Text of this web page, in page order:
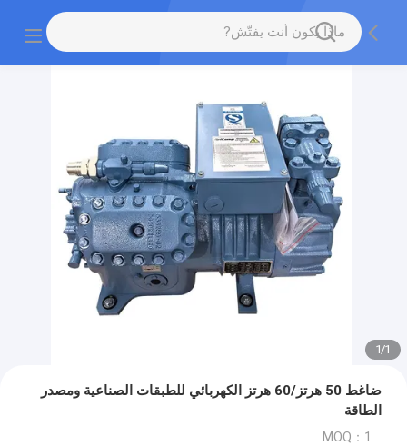
1
/
1
ضاغط 50 هرتز/60 هرتز الكهربائي للطبقات الصناعية ومصدر
الطاقة
MOQ：1